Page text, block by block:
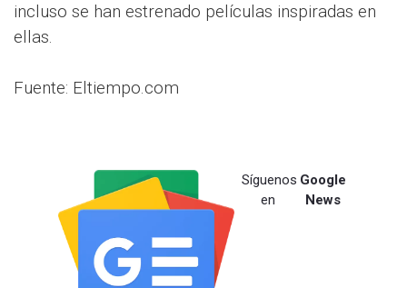
incluso se han estrenado películas inspiradas en
ellas.
Fuente: Eltiempo.com
Síguenos
en
Google
News